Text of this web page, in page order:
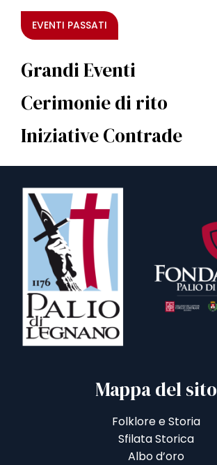
EVENTI PASSATI
Grandi Eventi
Cerimonie di rito
Iniziative Contrade
Mappa del sito
Folklore e Storia
Sfilata Storica
Albo d’oro